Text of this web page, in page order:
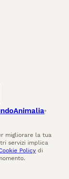
migliorare la tua
servizi implica
Policy di